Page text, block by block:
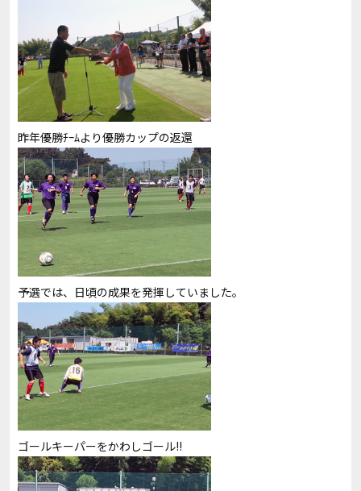
昨年優勝ﾁｰﾑより優勝カップの返還
予選では、日頃の成果を発揮していました。
ゴールキーパーをかわしゴール!!